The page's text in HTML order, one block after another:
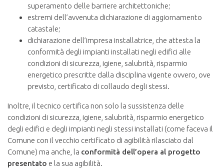
superamento delle barriere architettoniche;
estremi dell’avvenuta dichiarazione di aggiornamento
catastale;
dichiarazione dell’impresa installatrice, che attesta la
conformità degli impianti installati negli edifici alle
condizioni di sicurezza, igiene, salubrità, risparmio
energetico prescritte dalla disciplina vigente ovvero, ove
previsto, certificato di collaudo degli stessi.
Inoltre, il tecnico certifica non solo la sussistenza delle
condizioni di sicurezza, igiene, salubrità, risparmio energetico
degli edifici e degli impianti negli stessi installati (come faceva il
Comune con il vecchio certificato di agibilità rilasciato dal
Comune) ma anche, la conformità dell’opera al progetto
presentato e la sua agibilità.